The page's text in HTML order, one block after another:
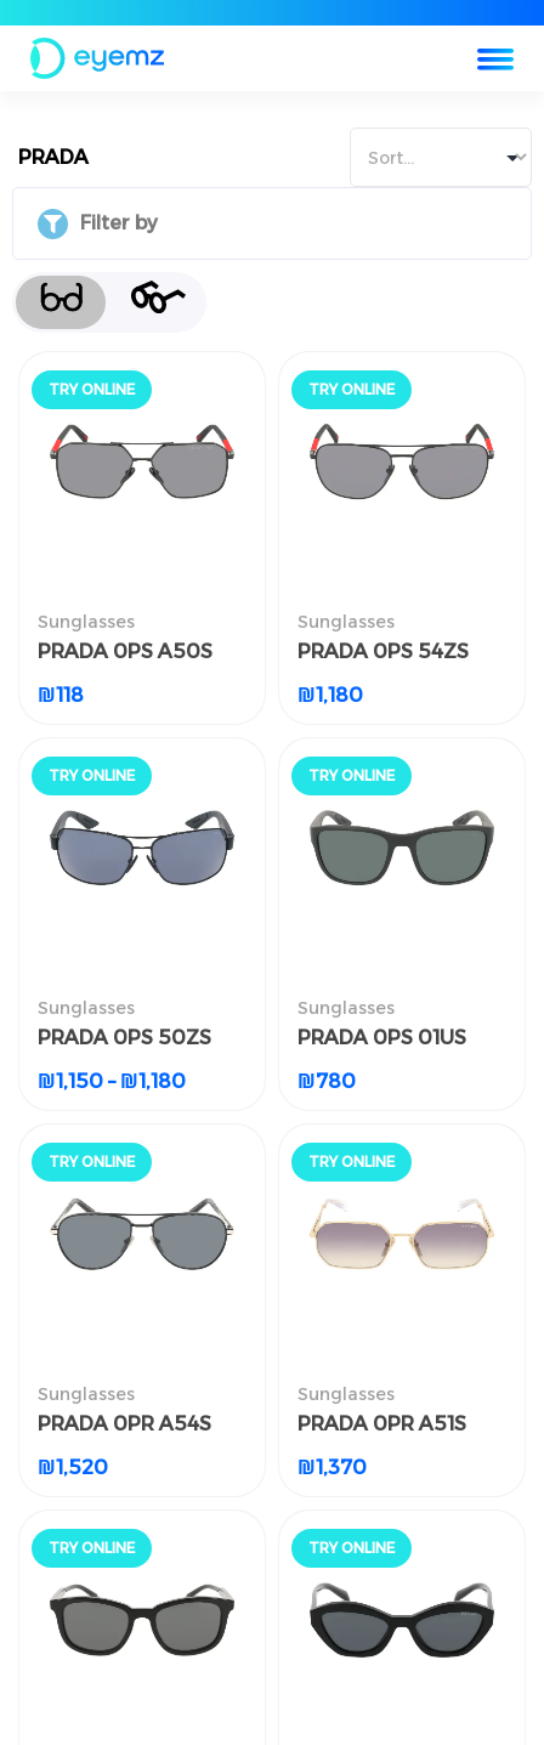
PRADA
Filter by
TRY ONLINE
Sunglasses
PRADA 0PS A50S
₪118
TRY ONLINE
Sunglasses
PRADA 0PS 54ZS
₪1,180
TRY ONLINE
Sunglasses
PRADA 0PS 50ZS
₪1,150 – ₪1,180
TRY ONLINE
Sunglasses
PRADA 0PS 01US
₪780
TRY ONLINE
Sunglasses
PRADA 0PR A54S
₪1,520
TRY ONLINE
Sunglasses
PRADA 0PR A51S
₪1,370
TRY ONLINE TRY ONLINE
جرّب أونلاين
النظارات الشمسية
PRADA 0PS A50S
₪118
جرّب أونلاين
النظارات الشمسية
PRADA 0PS 54ZS
₪1,180
جرّب أونلاين
النظارات الشمسية
PRADA 0PS 50ZS
₪1,150 – ₪1,180
جرّب أونلاين
النظارات الشمسية
PRADA 0PS 01US
₪780
جرّب أونلاين
النظارات الشمسية
PRADA 0PR A54S
₪1,520
جرّب أونلاين
النظارات الشمسية
PRADA 0PR A51S
₪1,370
جرّب أونلاين جرّب أونلاين